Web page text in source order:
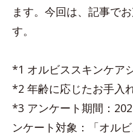
ます。今回は、記事で
す。
*1 オルビススキンケア
*2 年齢に応じたお手入
*3 アンケート期間：
ンケート対象：「オル